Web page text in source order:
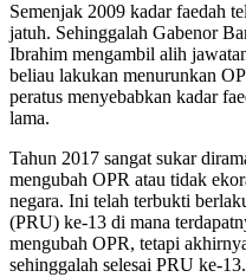
Semenjak 2009 kadar faedah
jatuh. Sehinggalah Gabenor
Ibrahim mengambil alih
beliau lakukan menurunkan
peratus menyebabkan kadar
lama.
Tahun 2017 sangat sukar
mengubah OPR atau tidak
negara. Ini telah terbukti
(PRU) ke-13 di mana
mengubah OPR, tetapi
sehinggalah selesai PRU ke-13.